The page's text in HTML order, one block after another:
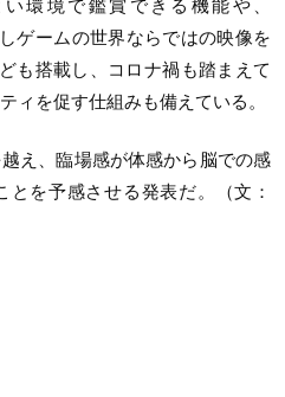
環境で鑑賞できる機能や、
ゲームの世界ならではの映像を
も搭載し、コロナ禍も踏まえて
ィを促す仕組みも備えている。
え、臨場感が体感から脳での感
を予感させる発表だ。（文：